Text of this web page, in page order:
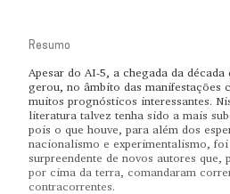
Resumo
Apesar do AI-5, a chegada da década
gerou, no âmbito das manifestações
muitos prognósticos interessantes.
literatura talvez tenha sido a mais
pois o que houve, para além dos
nacionalismo e experimentalismo, foi
surpreendente de novos autores que,
por cima da terra, comandaram
contracorrentes.